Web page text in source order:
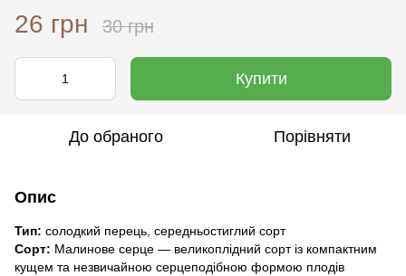
26 грн 30 грн
Купити
До обраного Порівняти
Опис
Тип: солодкий перець, середньостиглий сорт
Сорт: Малинове серце — великоплідний сорт із компактним
кущем та незвичайною серцеподібною формою плодів